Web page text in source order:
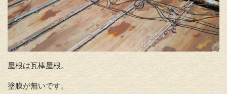
屋根は瓦棒屋根。
塗膜が無いです。